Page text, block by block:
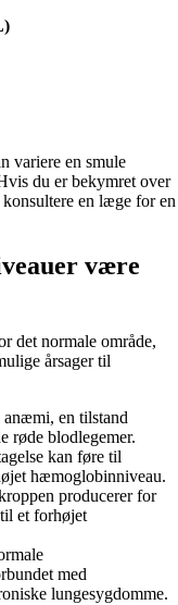
variere en smule
du er bekymret over
en læge for en
være
det normale område,
årsager til
en tilstand
røde blodlegemer.
kan føre til
hæmoglobinniveau.
producerer for
et forhøjet
med
lungesygdomme.